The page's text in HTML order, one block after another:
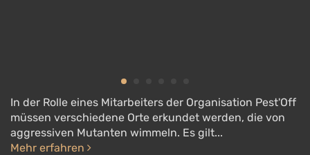
In der Rolle eines Mitarbeiters der Organisation Pest'Off
müssen verschiedene Orte erkundet werden, die von
aggressiven Mutanten wimmeln. Es gilt...
Mehr erfahren